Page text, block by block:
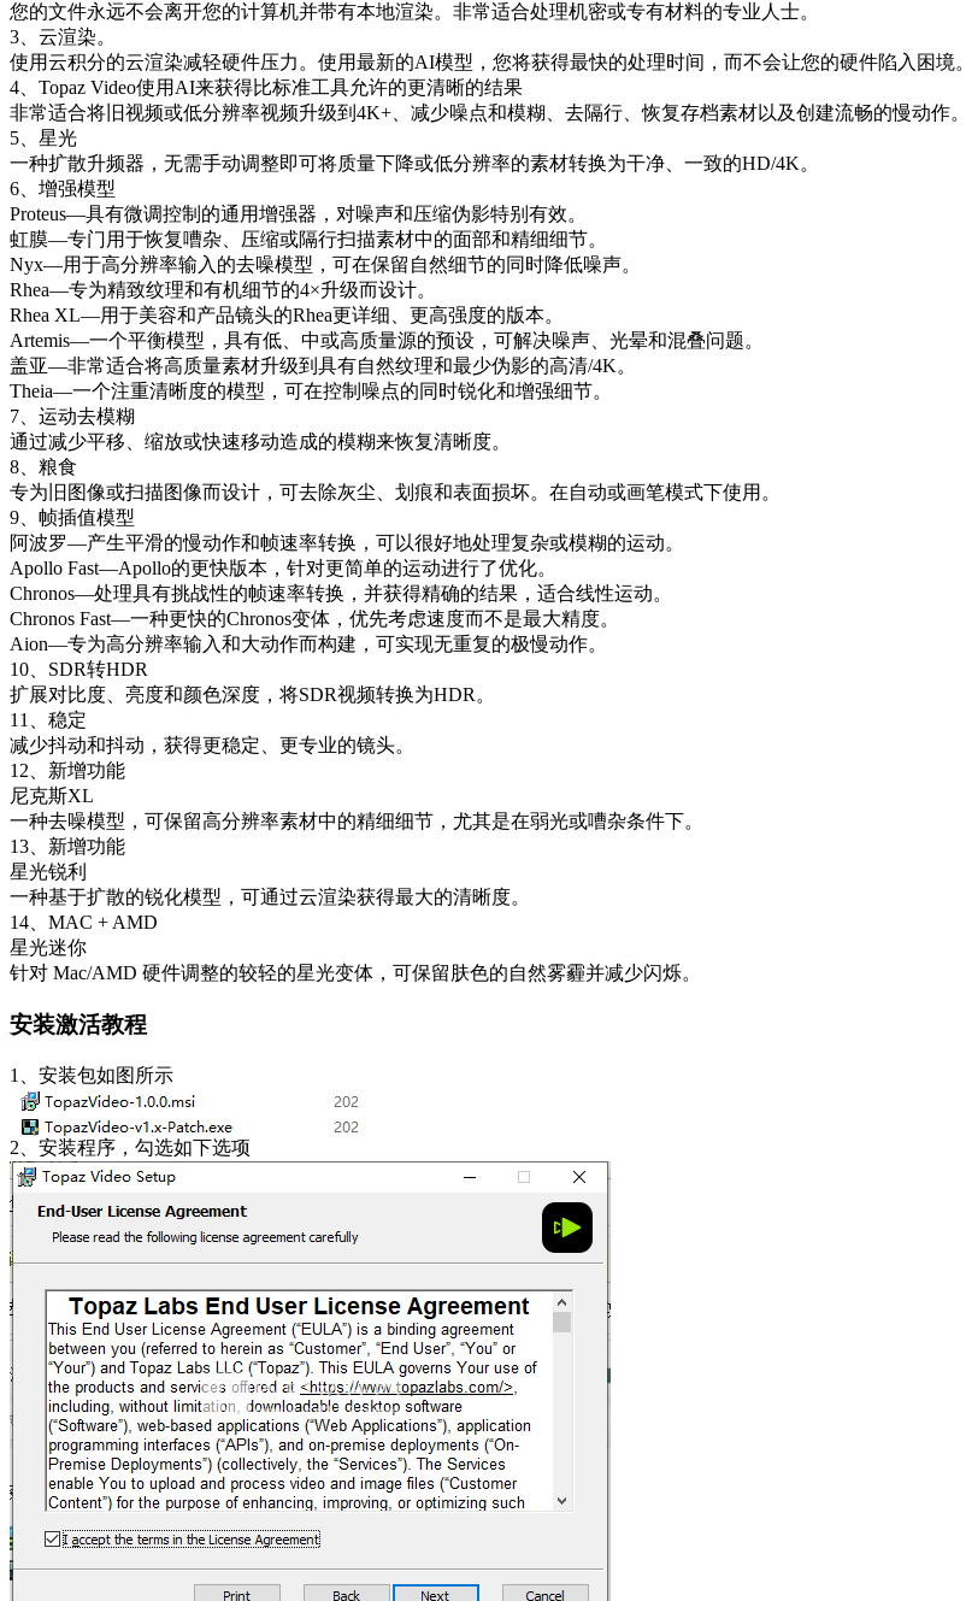
您的文件永远不会离开您的计算机并带有本地渲染。非常适合处理机密或专有材料的专业人士。
3、云渲染。
使用云积分的云渲染减轻硬件压力。使用最新的AI模型，您将获得最快的处理时间，而不会让您的硬件陷入困境。
4、Topaz Video使用AI来获得比标准工具允许的更清晰的结果
非常适合将旧视频或低分辨率视频升级到4K+、减少噪点和模糊、去隔行、恢复存档素材以及创建流畅的慢动作。
5、星光
一种扩散升频器，无需手动调整即可将质量下降或低分辨率的素材转换为干净、一致的HD/4K。
6、增强模型
Proteus—具有微调控制的通用增强器，对噪声和压缩伪影特别有效。
虹膜—专门用于恢复嘈杂、压缩或隔行扫描素材中的面部和精细细节。
Nyx—用于高分辨率输入的去噪模型，可在保留自然细节的同时降低噪声。
Rhea—专为精致纹理和有机细节的4×升级而设计。
Rhea XL—用于美容和产品镜头的Rhea更详细、更高强度的版本。
Artemis—一个平衡模型，具有低、中或高质量源的预设，可解决噪声、光晕和混叠问题。
盖亚—非常适合将高质量素材升级到具有自然纹理和最少伪影的高清/4K。
Theia—一个注重清晰度的模型，可在控制噪点的同时锐化和增强细节。
7、运动去模糊
通过减少平移、缩放或快速移动造成的模糊来恢复清晰度。
8、粮食
专为旧图像或扫描图像而设计，可去除灰尘、划痕和表面损坏。在自动或画笔模式下使用。
9、帧插值模型
阿波罗—产生平滑的慢动作和帧速率转换，可以很好地处理复杂或模糊的运动。
Apollo Fast—Apollo的更快版本，针对更简单的运动进行了优化。
Chronos—处理具有挑战性的帧速率转换，并获得精确的结果，适合线性运动。
Chronos Fast—一种更快的Chronos变体，优先考虑速度而不是最大精度。
Aion—专为高分辨率输入和大动作而构建，可实现无重复的极慢动作。
10、SDR转HDR
扩展对比度、亮度和颜色深度，将SDR视频转换为HDR。
11、稳定
减少抖动和抖动，获得更稳定、更专业的镜头。
12、新增功能
尼克斯XL
一种去噪模型，可保留高分辨率素材中的精细细节，尤其是在弱光或嘈杂条件下。
13、新增功能
星光锐利
一种基于扩散的锐化模型，可通过云渲染获得最大的清晰度。
14、MAC + AMD
星光迷你
针对 Mac/AMD 硬件调整的较轻的星光变体，可保留肤色的自然雾霾并减少闪烁。
安装激活教程
1、安装包如图所示
2、安装程序，勾选如下选项